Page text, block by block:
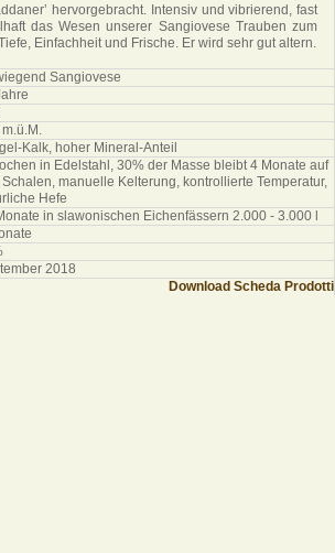
hervorgebracht. Intensiv und vibrierend, fast
das Wesen unserer Sangiovese Trauben zum
Einfachheit und Frische. Er wird sehr gut altern.
Sangiovese
Kalk, hoher Mineral-Anteil
in Edelstahl, 30% der Masse bleibt 4 Monate auf
manuelle Kelterung, kontrollierte Temperatur,
Hefe
in slawonischen Eichenfässern 2.000 - 3.000 l
2018
Download Scheda Prodotti